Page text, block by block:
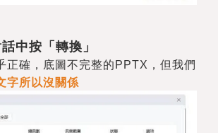
中按「轉換」
正確，底圖不完整的PPTX，但我們
字所以沒關係